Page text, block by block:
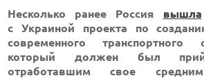
Несколько ранее Россия вышла
с Украиной проекта по
современного транспортного
который должен был
отработавшим свое